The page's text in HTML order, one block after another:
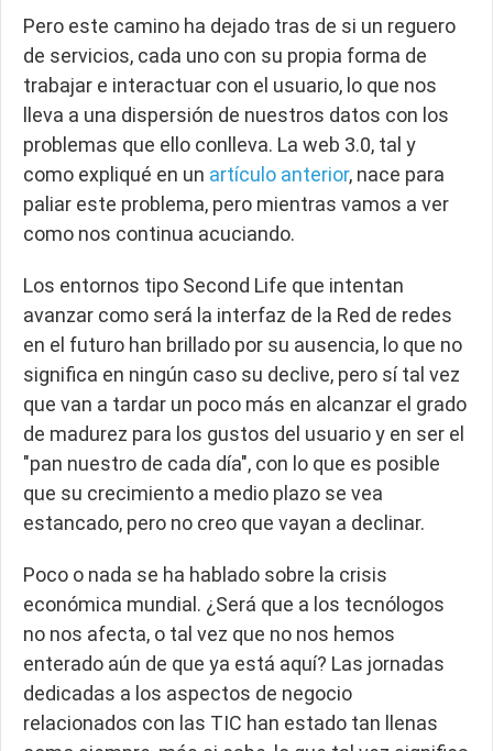
Pero este camino ha dejado tras de si un reguero
de servicios, cada uno con su propia forma de
trabajar e interactuar con el usuario, lo que nos
lleva a una dispersión de nuestros datos con los
problemas que ello conlleva. La web 3.0, tal y
como expliqué en un artículo anterior, nace para
paliar este problema, pero mientras vamos a ver
como nos continua acuciando.
Los entornos tipo Second Life que intentan
avanzar como será la interfaz de la Red de redes
en el futuro han brillado por su ausencia, lo que no
significa en ningún caso su declive, pero sí tal vez
que van a tardar un poco más en alcanzar el grado
de madurez para los gustos del usuario y en ser el
"pan nuestro de cada día", con lo que es posible
que su crecimiento a medio plazo se vea
estancado, pero no creo que vayan a declinar.
Poco o nada se ha hablado sobre la crisis
económica mundial. ¿Será que a los tecnólogos
no nos afecta, o tal vez que no nos hemos
enterado aún de que ya está aquí? Las jornadas
dedicadas a los aspectos de negocio
relacionados con las TIC han estado tan llenas